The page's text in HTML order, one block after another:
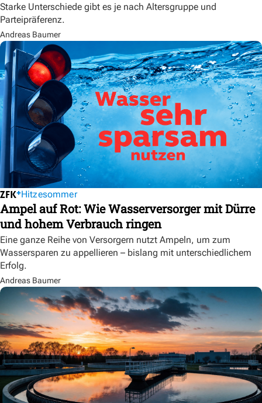
Starke Unterschiede gibt es je nach Altersgruppe und
Parteipräferenz.
Andreas Baumer
Hitzesommer
Ampel auf Rot: Wie Wasserversorger mit Dürre
und hohem Verbrauch ringen
Eine ganze Reihe von Versorgern nutzt Ampeln, um zum
Wassersparen zu appellieren – bislang mit unterschiedlichem
Erfolg.
Andreas Baumer